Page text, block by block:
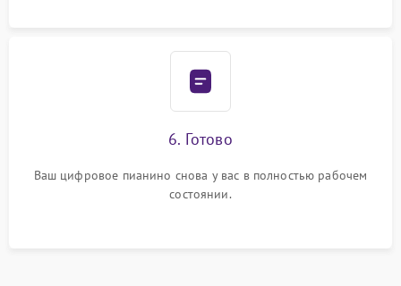
6. Готово
Ваш цифровое пианино снова у вас в полностью рабочем
состоянии.